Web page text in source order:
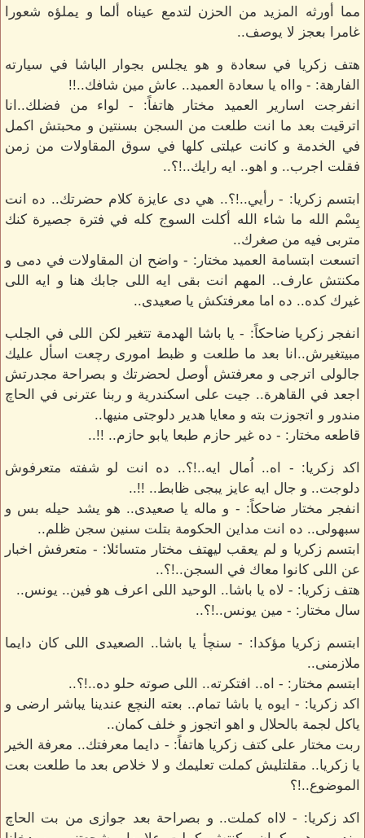
مما أورثه المزيد من الحزن لتدمع عيناه ألما و يملؤه شعورا
غامرا بعجز لا يوصف..
هتف زكريا في سعادة و هو يجلس بجوار الباشا في سيارته
الفارهة: - وااه يا سعادة العميد.. عاش مين شافك..!!
انفرجت اسارير العميد مختار هاتفاً: - لواء من فضلك..انا
اترقيت بعد ما انت طلعت من السجن بسنتين و محبتش اكمل
في الخدمة و كانت عيلتى كلها في سوق المقاولات من زمن
فقلت اجرب.. و اهو.. ايه رايك..!؟..
ابتسم زكريا: - رأيي..!؟.. هي دى عايزة كلام حضرتك.. ده انت
بِسْم الله ما شاء الله أكلت السوج كله في فترة جصيرة كنك
متربى فيه من صغرك..
اتسعت ابتسامة العميد مختار: - واضح ان المقاولات في دمى و
مكنتش عارف.. المهم انت بقى ايه اللى جابك هنا و ايه اللى
غيرك كده.. ده اما معرفتكش يا صعيدى..
انفجر زكريا ضاحكاً: - يا باشا الهدمة تتغير لكن اللى في الجلب
مبيتغيرش..انا بعد ما طلعت و ظبط امورى رچعت اسأل عليك
جالولى اترجى و معرفتش أوصل لحضرتك و بصراحة مجدرتش
اجعد في القاهرة.. جيت على اسكندرية و ربنا عترنى في الحاچ
مندور و اتجوزت بته و معايا هدير دلوجتى منيها..
قاطعه مختار: - ده غير حازم طبعا يابو حازم.. !!..
اكد زكريا: - اه.. اُمال ايه..!؟.. ده انت لو شفته متعرفوش
دلوجت.. و جال ايه عايز يبجى ظابط.. !!..
انفجر مختار ضاحكاً: - و ماله يا صعيدى.. هو يشد حيله بس و
سبهولى.. ده انت مداين الحكومة بتلت سنين سجن ظلم..
ابتسم زكريا و لم يعقب ليهتف مختار متسائلا: - متعرفش اخبار
عن اللى كانوا معاك في السجن..!؟..
هتف زكريا: - لاه يا باشا.. الوحيد اللى اعرف هو فين.. يونس..
سال مختار: - مين يونس..!؟..
ابتسم زكريا مؤكدا: - سنچأ يا باشا.. الصعيدى اللى كان دايما
ملازمنى..
ابتسم مختار: - اه.. افتكرته.. اللى صوته حلو ده..!؟..
اكد زكريا: - ايوه يا باشا تمام.. بعته النچع عندينا يباشر ارضى و
ياكل لجمة بالحلال و اهو اتجوز و خلف كمان..
ربت مختار على كتف زكريا هاتفاً: - دايما معرفتك.. معرفة الخير
يا زكريا.. مقلتليش كملت تعليمك و لا خلاص بعد ما طلعت بعت
الموضوع..!؟
اكد زكريا: - لااه كملت.. و بصراحة بعد جوازى من بت الحاچ